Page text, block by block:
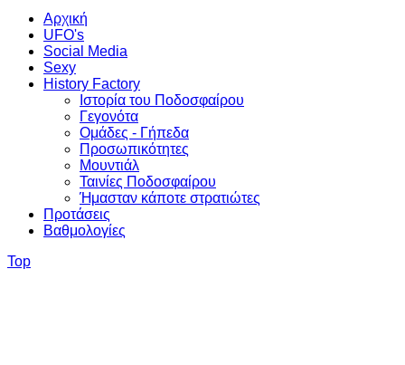
Αρχική
UFO's
Social Media
Sexy
History Factory
Ιστορία του Ποδοσφαίρου
Γεγονότα
Ομάδες - Γήπεδα
Προσωπικότητες
Μουντιάλ
Ταινίες Ποδοσφαίρου
Ήμασταν κάποτε στρατιώτες
Προτάσεις
Βαθμολογίες
Top